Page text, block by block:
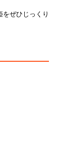
ぜひじっくり